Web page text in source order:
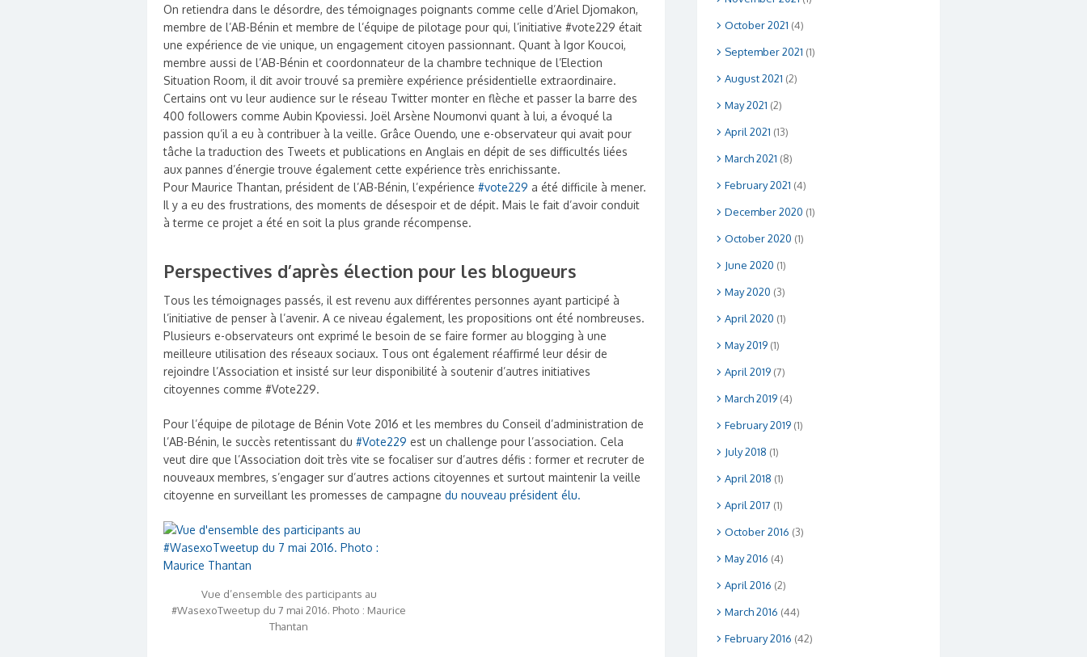
On retiendra dans le désordre, des témoignages poignants comme celle d’Ariel Djomakon,
membre de l’AB-Bénin et membre de l’équipe de pilotage pour qui, l’initiative #vote229 était
une expérience de vie unique, un engagement citoyen passionnant. Quant à Igor Koucoi,
membre aussi de l’AB-Bénin et coordonnateur de la chambre technique de l’Election
Situation Room, il dit avoir trouvé sa première expérience présidentielle extraordinaire.
Certains ont vu leur audience sur le réseau Twitter monter en flèche et passer la barre des
400 followers comme Aubin Kpoviessi. Joël Arsène Noumonvi quant à lui, a évoqué la
passion qu’il a eu à contribuer à la veille. Grâce Ouendo, une e-observateur qui avait pour
tâche la traduction des Tweets et publications en Anglais en dépit de ses difficultés liées
aux pannes d’énergie trouve également cette expérience très enrichissante.
Pour Maurice Thantan, président de l’AB-Bénin, l’expérience #vote229 a été difficile à mener.
Il y a eu des frustrations, des moments de désespoir et de dépit. Mais le fait d’avoir conduit
à terme ce projet a été en soit la plus grande récompense.
Perspectives d’après élection pour les blogueurs
Tous les témoignages passés, il est revenu aux différentes personnes ayant participé à
l’initiative de penser à l’avenir. A ce niveau également, les propositions ont été nombreuses.
Plusieurs e-observateurs ont exprimé le besoin de se faire former au blogging à une
meilleure utilisation des réseaux sociaux. Tous ont également réaffirmé leur désir de
rejoindre l’Association et insisté sur leur disponibilité à soutenir d’autres initiatives
citoyennes comme #Vote229.
Pour l’équipe de pilotage de Bénin Vote 2016 et les membres du Conseil d’administration de
l’AB-Bénin, le succès retentissant du #Vote229 est un challenge pour l’association. Cela
veut dire que l’Association doit très vite se focaliser sur d’autres défis : former et recruter de
nouveaux membres, s’engager sur d’autres actions citoyennes et surtout maintenir la veille
citoyenne en surveillant les promesses de campagne du nouveau président élu.
Vue d’ensemble des participants au
#WasexoTweetup du 7 mai 2016. Photo : Maurice
Thantan
October 2021 (4)
September 2021 (1)
August 2021 (2)
May 2021 (2)
April 2021 (13)
March 2021 (8)
February 2021 (4)
December 2020 (1)
October 2020 (1)
June 2020 (1)
May 2020 (3)
April 2020 (1)
May 2019 (1)
April 2019 (7)
March 2019 (4)
February 2019 (1)
July 2018 (1)
April 2018 (1)
April 2017 (1)
October 2016 (3)
May 2016 (4)
April 2016 (2)
March 2016 (44)
February 2016 (42)